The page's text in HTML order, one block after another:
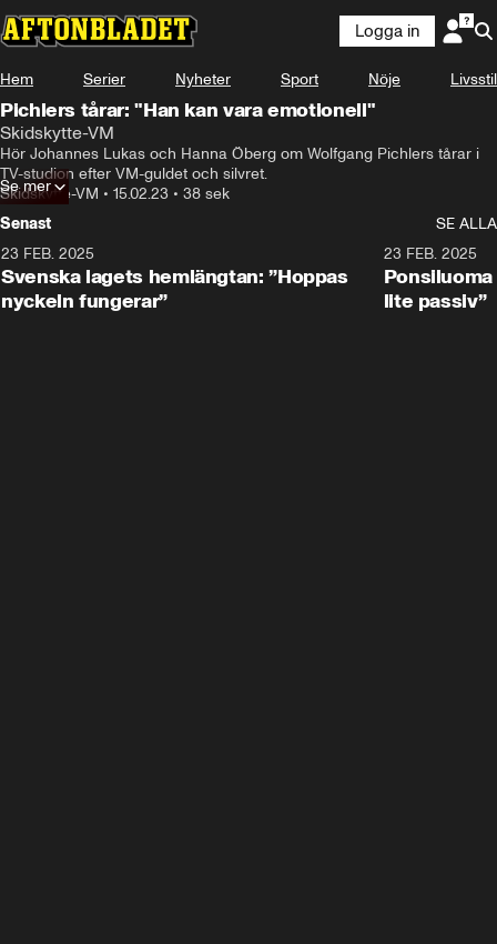
Logga in
Hem Serier Nyheter Sport Nöje Livsstil
Pichlers tårar: "Han kan vara emotionell"
Skidskytte-VM
Hör Johannes Lukas och Hanna Öberg om Wolfgang Pichlers tårar i
TV-studion efter VM-guldet och silvret.
Skidskytte-VM • 15.02.23 • 38 sek
Se mer
Senast
SE ALLA
23 FEB. 2025
Svenska lagets hemlängtan: ”Hoppas
nyckeln fungerar”
23 FEB. 2025
lite passiv”